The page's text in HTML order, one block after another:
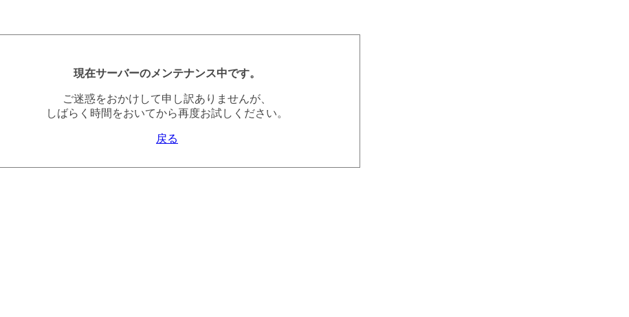
現在サーバーのメンテナンス中です。
ご迷惑をおかけして申し訳ありませんが、
しばらく時間をおいてから再度お試しください。
戻る